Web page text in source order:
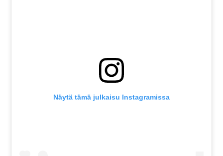
Näytä tämä julkaisu Instagramissa